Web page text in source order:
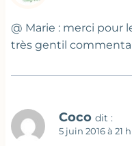
@ Marie : merci pour
très gentil
Coco dit :
5 juin 2016 à 21